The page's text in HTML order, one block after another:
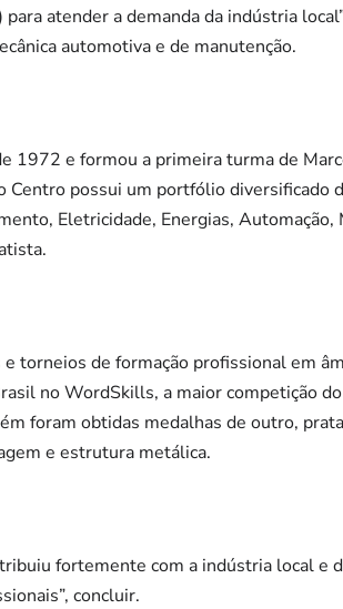
atender a demanda da indústria
automotiva e de manutenção.
1972 e formou a primeira turma de
possui um portfólio diversificado
Eletricidade, Energias, Automação,
torneios de formação profissional em
no WordSkills, a maior competição
foram obtidas medalhas de outro,
e estrutura metálica.
fortemente com a indústria local e
concluir.